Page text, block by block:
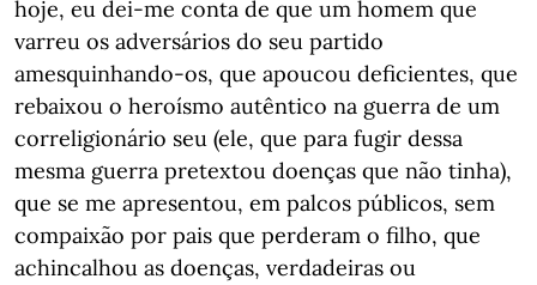
hoje, eu dei-me conta de que um homem que
varreu os adversários do seu partido
amesquinhando-os, que apoucou deficientes, que
rebaixou o heroísmo autêntico na guerra de um
correligionário seu (ele, que para fugir dessa
mesma guerra pretextou doenças que não tinha),
que se me apresentou, em palcos públicos, sem
compaixão por pais que perderam o filho, que
achincalhou as doenças, verdadeiras ou